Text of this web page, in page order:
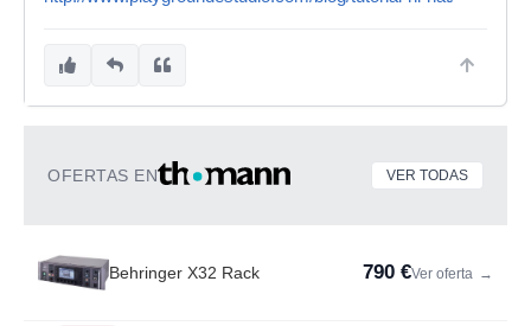
OFERTAS EN VER TODAS
Behringer X32 Rack 790 €Ver oferta →